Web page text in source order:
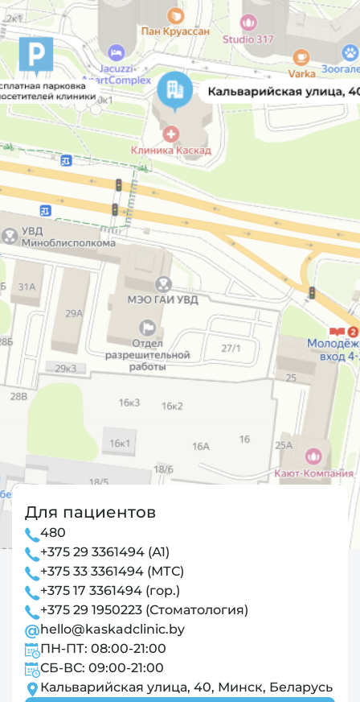
Для пациентов
480
+375 29 3361494 (А1)
+375 33 3361494 (МТС)
+375 17 3361494 (гор.)
+375 29 1950223 (Стоматология)
hello@kaskadclinic.by
ПН-ПТ: 08:00-21:00
СБ-ВС: 09:00-21:00
Кальварийская улица, 40, Минск, Беларусь